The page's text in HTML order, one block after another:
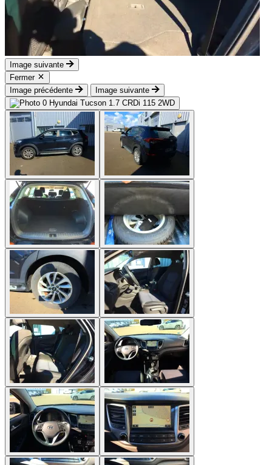
Image suivante
Fermer
Image précédente
Image suivante